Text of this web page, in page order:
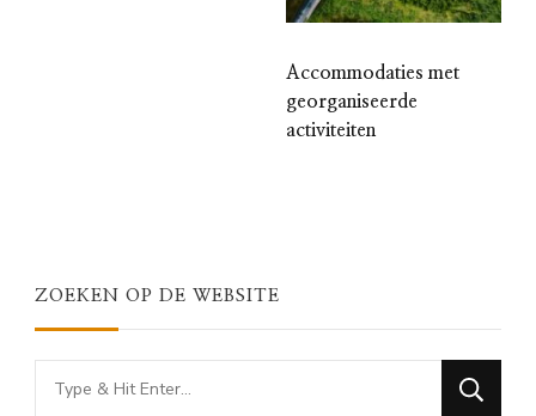
Accommodaties met
georganiseerde
activiteiten
ZOEKEN OP DE WEBSITE
Looking